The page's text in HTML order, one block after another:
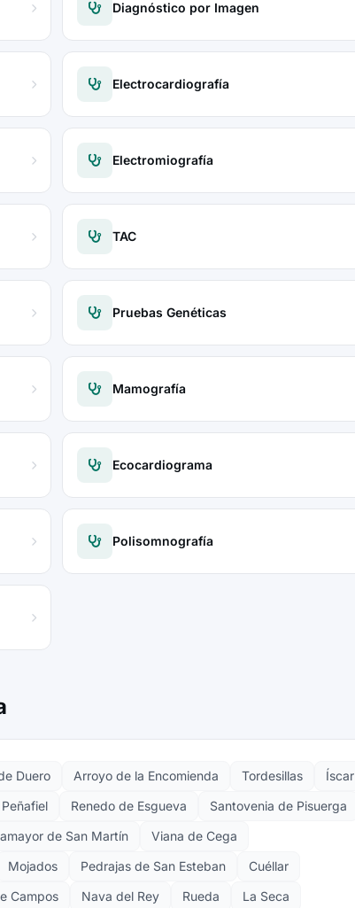
Diagnóstico por Imagen
Electrocardiografía
Electromiografía
TAC
Pruebas Genéticas
Mamografía
Ecocardiograma
Polisomnografía
Duero Arroyo de la Encomienda Tordesillas
Íscar
Peñafiel Renedo de Esgueva
Santovenia de Pisuerga
de San Martín
Viana de Cega
Mojados Pedrajas de San Esteban
Cuéllar
Campos Nava del Rey Rueda La Seca